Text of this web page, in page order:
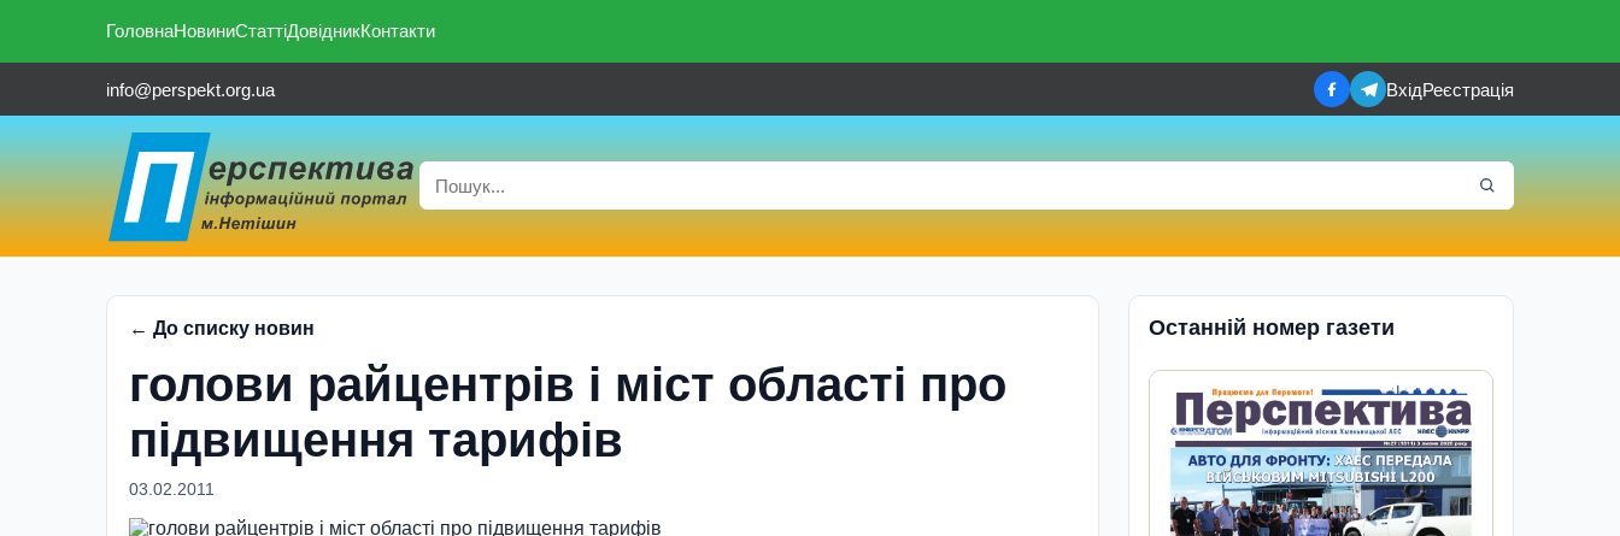
ГоловнаНовиниСтаттіДовідникКонтакти
info@perspekt.org.ua ВхідРеєстрація
← До списку новин
голови райцентрiв i мiст областi про
пiдвищення тарифiв
03.02.2011
Останній номер газети